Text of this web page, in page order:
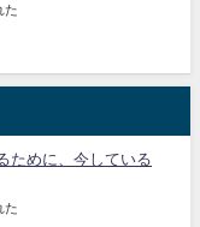
た
ために、今している
た